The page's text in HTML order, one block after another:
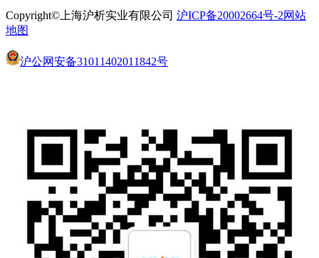
Copyright©上海沪析实业有限公司 沪ICP备20002664号-2网站
地图
沪公网安备31011402011842号